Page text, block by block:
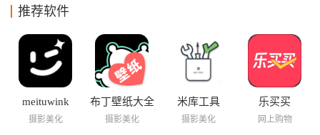
推荐软件
meituwink
摄影美化
布丁壁纸大全
摄影美化
米库工具
摄影美化
乐买买
网上购物